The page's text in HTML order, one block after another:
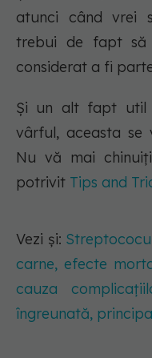
atunci când vrei
trebui de fapt
considerat a fi
Și un alt fapt util
vârful, aceasta se
Nu vă mai
potrivit Tips and
Vezi și:
carne, efecte
cauza
îngreunată,